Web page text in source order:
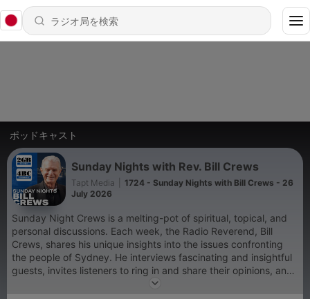
ポッドキャスト
Sunday Nights with Rev. Bill Crews
Tapt Media
1724 - Sunday Nights with Bill Crews - 26
July 2026
Sunday Night Crews is a melting-pot of spiritual, topical, and
personal discussions. Each week, the Radio Reverend, Bill
Crews, shares his unique insights into the issues confronting
the people of Sydney. He interviews fascinating and insightful
guests, invites listeners to ring in and share their opinions, and
plays some hand-picked musical favourites!